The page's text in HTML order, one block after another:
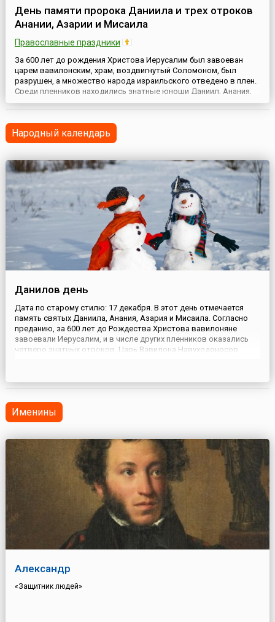
День памяти пророка Даниила и трех отроков
Анании, Азарии и Мисаила
Православные праздники
За 600 лет до рождения Христова Иерусалим был завоеван
царем вавилонским, храм, воздвигнутый Соломоном, был
разрушен, а множество народа израильского отведено в плен.
Среди пленников находились знатные юноши Даниил, Анания,
Азария и Мисаил. Царь Вавилона Навуходоносор распорядился
обучить их халдейской премудрости, воспитать в роскоши, при
своем дворе. Но они, храня заповеди своей веры, отказы...
Народный календарь
Данилов день
Дата по старому стилю: 17 декабря. В этот день отмечается
память святых Даниила, Анания, Азария и Мисаила. Согласно
преданию, за 600 лет до Рождества Христова вавилоняне
завоевали Иерусалим, и в числе других пленников оказались
четверо знатных отроков. Царь Вавилона Навуходоносор
своей...
Именины
Александр
«Защитник людей»